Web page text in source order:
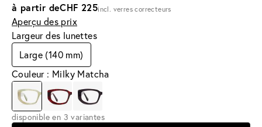
à partir deCHF 225incl. verres correcteurs
Aperçu des prix
Largeur des lunettes
Large (140 mm)
Couleur : Milky Matcha
disponible en 3 variantes